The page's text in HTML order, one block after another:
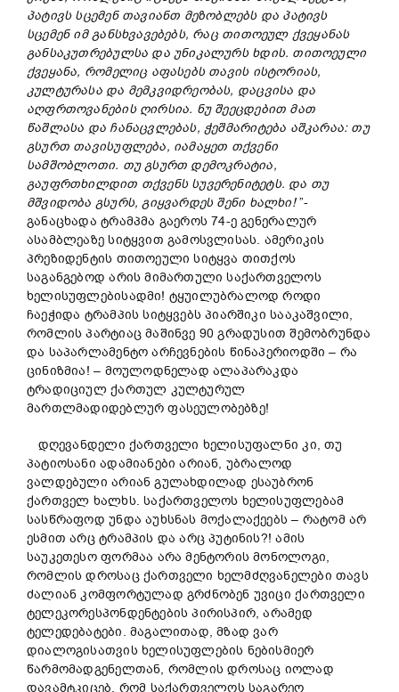
პატივს სცემენ თავიანთ მეზობლებს და პატივს
სცემენ იმგანსხვავებებს, რაც თითოეულ ქვეყანას
განსაკუთრებულსა და უნიკალურს ხდის. თითოეული
ქვეყანა, რომელიც აფასებს თავის ისტორიას,
კულტურასა და მემკვიდრეობას, დაცვისა და
აღფრთოვანების ღირსია. ნუ შეეცდებით მათ
წაშლასა და ჩანაცვლებას,ჭეშმარიტება აშკარაა: თუ
გსურთ თავისუფლება, იამაყეთ თქვენი
სამშობლოთი. თუგსურთ დემოკრატია,
გაუფრთხილდით თქვენს სუვერენიტეტს. და თუ
მშვიდობა გსურს,გიყვარდეს შენი ხალხი!”-
განაცხადა ტრამპმა გაეროს 74-ე გენერალურ
ასამბლეაზე სიტყვით გამოსვლისას. ამერიკის
პრეზიდენტის თითოეული სიტყვა თითქოს
საგანგებოდ არის მიმართული საქართველოს
ხელისუფლებისადმი! ტყუილუბრალოდ როდი
ჩაეჭიდა ტრამპის სიტყვებს პიარშიკი სააკაშვილი,
რომლის პარტიაც მაშინვე 90 გრადუსით შემობრუნდა
და საპარლამენტო არჩევნების წინაპერიოდში – რა
ცინიზმია! – მოულოდნელად ალაპარაკდა
ტრადიციულ ქართულ კულტურულ
მართლმადიდებლურ ფასეულობებზე!
დღევანდელი ქართველი ხელისუფალნი კი, თუ
პატიოსანი ადამიანები არიან, უბრალოდ
ვალდებული არიან გულახდილად ესაუბრონ
ქართველ ხალხს. საქართველოს ხელისუფლებამ
სასწრაფოდ უნდა აუხსნას მოქალაქეებს – რატომ არ
ესმით არც ტრამპის და არც პუტინის?! ამის
საუკეთესო ფორმაა არა მენტორის მონოლოგი,
რომლის დროსაც ქართველი ხელმძღვანელები თავს
ძალიან კომფორტულად გრძნობენ უვიცი ქართველი
ტელეკორესპონდენტების პირისპირ, არამედ
ტელედებატები. მაგალითად, მზად ვარ
დიალოგისათვის ხელისუფლების ნებისმიერ
წარმომადგენელთან, რომლის დროსაც იოლად
დავამტკიცებ, რომ საქართველოს საგარეო